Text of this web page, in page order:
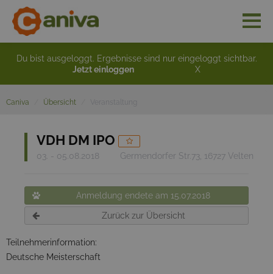
Du bist ausgeloggt. Ergebnisse sind nur eingeloggt sichtbar.
Jetzt einloggen
X
Caniva Übersicht
VDH DM IPO
03. - 05.08.2018 Germendorfer Str.73, 16727 Velten
Anmeldung endete am 15.07.2018
Zurück zur Übersicht
Teilnehmerinformation:
Deutsche Meisterschaft